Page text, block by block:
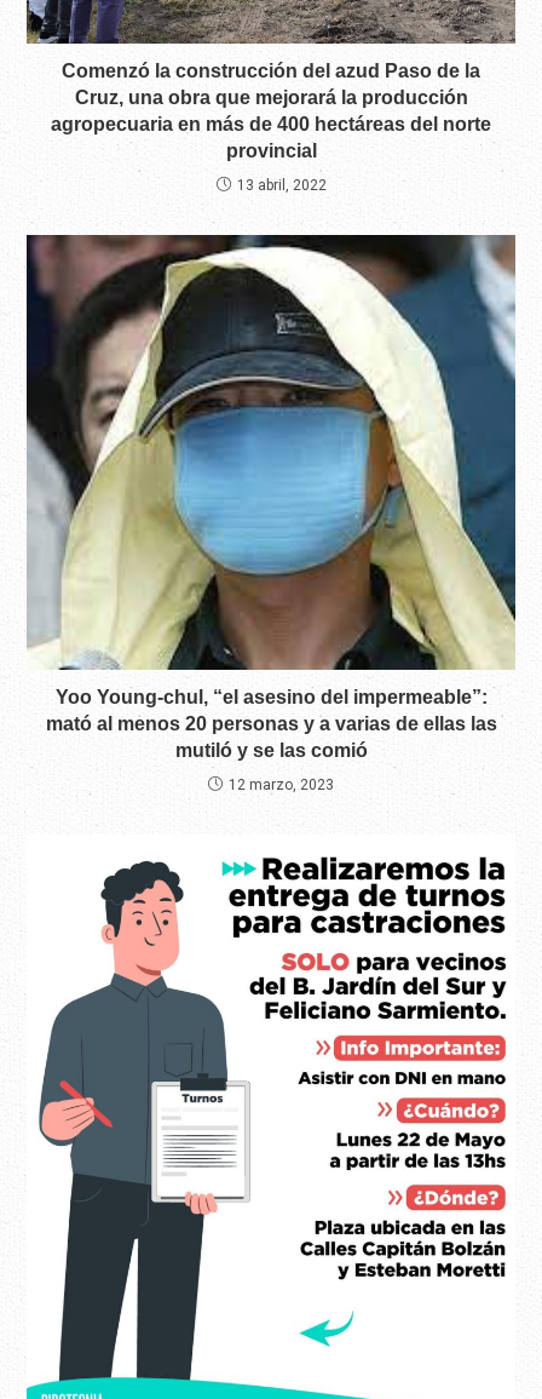
Comenzó la construcción del azud Paso de la
Cruz, una obra que mejorará la producción
agropecuaria en más de 400 hectáreas del norte
provincial
13 abril, 2022
Yoo Young-chul, “el asesino del impermeable”:
mató al menos 20 personas y a varias de ellas las
mutiló y se las comió
12 marzo, 2023